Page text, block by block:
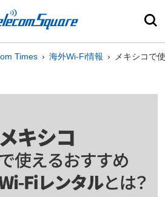
Times 海外Wi-Fi情報 メキシコで